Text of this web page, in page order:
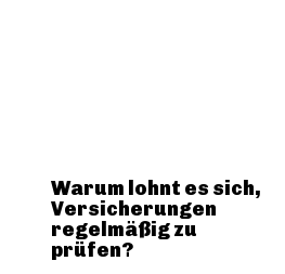
Warum lohnt es sich,
Versicherungen
regelmäßig zu
prüfen?